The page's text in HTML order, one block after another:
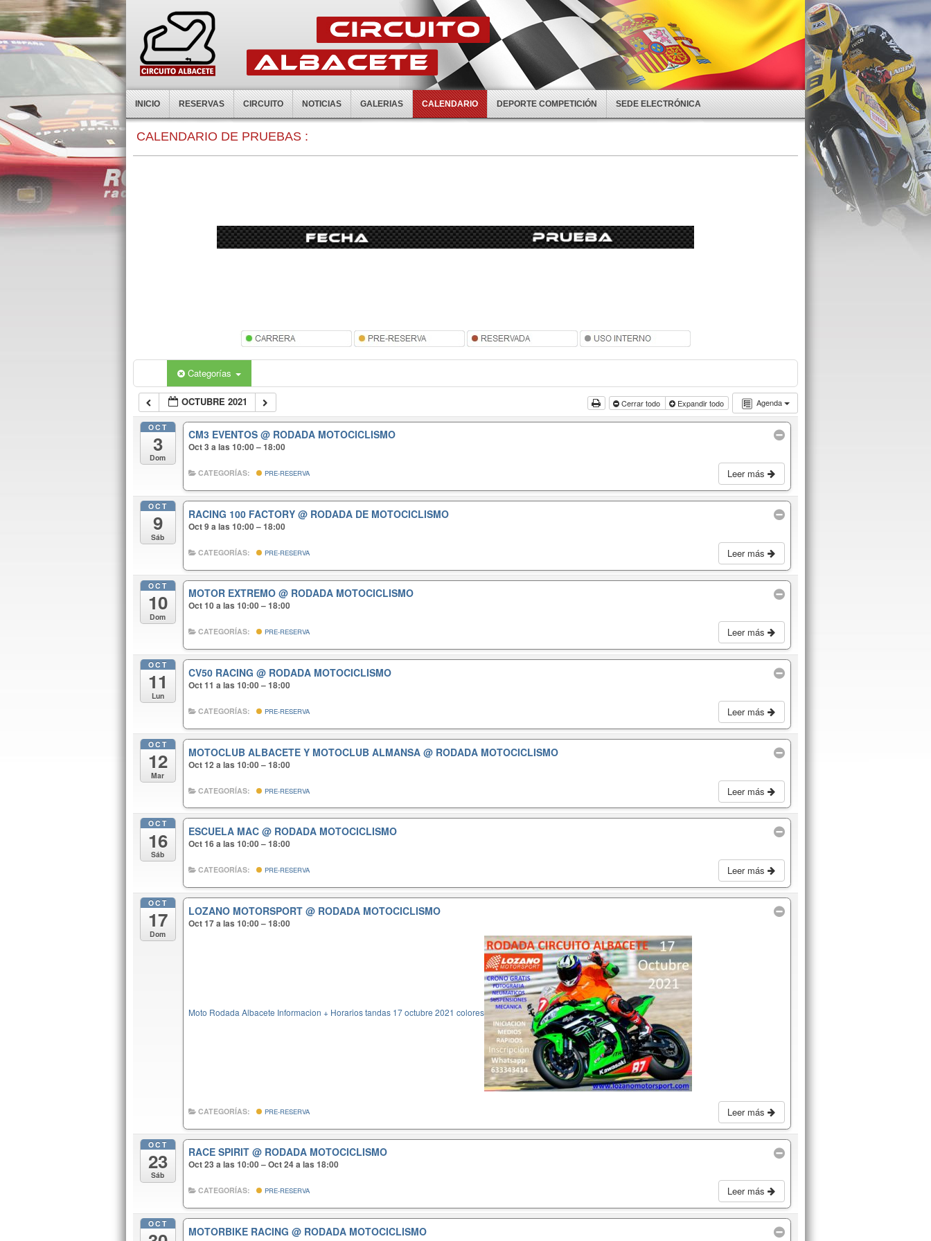
INICIO RESERVAS CIRCUITO NOTICIAS GALERIAS CALENDARIO DEPORTE COMPETICIÓN SEDE ELECTRÓNICA
CALENDARIO DE PRUEBAS :
Categorías
Agenda
OCTUBRE 2021 Cerrar todo Expandir todo
OCT
3
Dom
CM3 EVENTOS@ RODADA MOTOCICLISMO
Oct 3 a las 10:00 – 18:00
Leer más
CATEGORÍAS: PRE-RESERVA
OCT
9
Sáb
RACING 100 FACTORY@ RODADA DE MOTOCICLISMO
Oct 9 a las 10:00 – 18:00
Leer más
CATEGORÍAS: PRE-RESERVA
OCT
10
Dom
MOTOR EXTREMO@ RODADA MOTOCICLISMO
Oct 10 a las 10:00 – 18:00
Leer más
CATEGORÍAS: PRE-RESERVA
OCT
11
Lun
CV50 RACING@ RODADA MOTOCICLISMO
Oct 11 a las 10:00 – 18:00
Leer más
CATEGORÍAS: PRE-RESERVA
OCT
12
Mar
MOTOCLUB ALBACETE Y MOTOCLUB ALMANSA@ RODADA MOTOCICLISMO
Oct 12 a las 10:00 – 18:00
Leer más
CATEGORÍAS: PRE-RESERVA
OCT
16
Sáb
ESCUELA MAC@ RODADA MOTOCICLISMO
Oct 16 a las 10:00 – 18:00
Leer más
CATEGORÍAS: PRE-RESERVA
OCT
17
Dom
LOZANO MOTORSPORT@ RODADA MOTOCICLISMO
Oct 17 a las 10:00 – 18:00
Moto Rodada Albacete Informacion + Horarios tandas 17 octubre 2021 colores
Leer más
CATEGORÍAS: PRE-RESERVA
OCT
23
Sáb
RACE SPIRIT@ RODADA MOTOCICLISMO
Oct 23 a las 10:00 – Oct 24 a las 18:00
Leer más
CATEGORÍAS: PRE-RESERVA
OCT
MOTORBIKE RACING@ RODADA MOTOCICLISMO